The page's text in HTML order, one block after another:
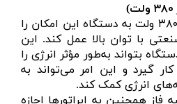
۳۸۰ ولت)
سیستم برق ورودی سه فاز ۳۸۰ ولت به دستگاه این امکان را
با توان بالا عمل کند. این
بتواند به‌طور مؤثر انرژی را
گیرد و این امر می‌تواند به
انرژی کمک کند.
همچنین به اپراتورها اجازه